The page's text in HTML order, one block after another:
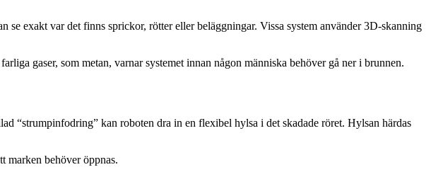
exakt var det finns sprickor, rötter eller beläggningar. Vissa system använder 3D-skanning
gaser, som metan, varnar systemet innan någon människa behöver gå ner i brunnen.
“strumpinfodring” kan roboten dra in en flexibel hylsa i det skadade röret. Hylsan härdas
marken behöver öppnas.